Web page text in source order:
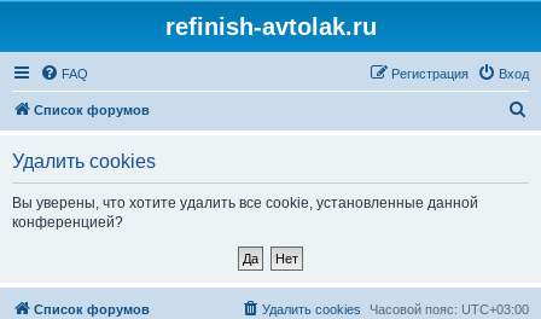
refinish-avtolak.ru
FAQ Вход
Регистрация
Список форумов
Удалить cookies
Вы уверены, что хотите удалить все cookie, установленные данной
конференцией?
Список форумов Часовой пояс: UTC+03:00
Удалить cookies